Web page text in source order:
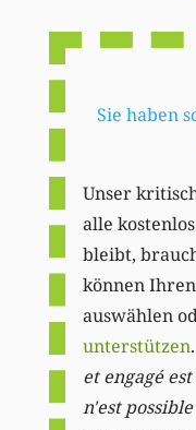
Sie haben
Unser
alle
bleibt,
können
auswählen
unterstützen.
et engagé est
n'est